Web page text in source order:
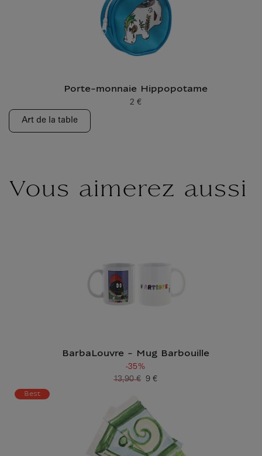
Porte-monnaie Hippopotame
Prix ​​actuel
2 €
Art de la table
Vous aimerez aussi
BarbaLouvre - Mug Barbouille
-35%
Prix ​​actuel
9 €
Ancien prix
13,90 €
Best